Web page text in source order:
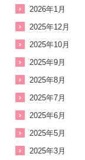
2026年1月
2025年12月
2025年10月
2025年9月
2025年8月
2025年7月
2025年6月
2025年5月
2025年3月